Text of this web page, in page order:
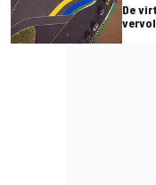
De